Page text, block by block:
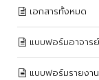
เอกสารทั้งหมด
แบบฟอร์มอาจาร
แบบฟอร์มรายงา